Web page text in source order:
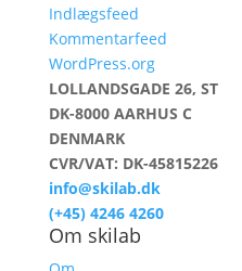
Indlægsfeed
Kommentarfeed
WordPress.org
LOLLANDSGADE 26, ST
DK-8000 AARHUS C
DENMARK
CVR/VAT: DK-45815226
info@skilab.dk
(+45) 4246 4260
Om skilab